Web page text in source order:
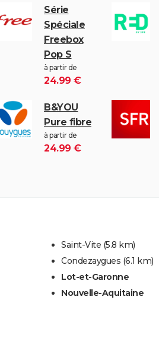
Série
Spéciale
Freebox
Pop S
à partir de
24.99 €
B&YOU
Pure fibre
à partir de
24.99 €
Saint-Vite (5.8 km)
Condezaygues (6.1 km)
Lot-et-Garonne
Nouvelle-Aquitaine